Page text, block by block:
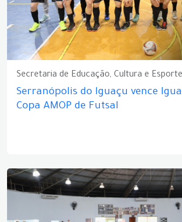
Secretaria de Educação, Cultura e
Serranópolis do Iguaçu vence
Copa AMOP de Futsal